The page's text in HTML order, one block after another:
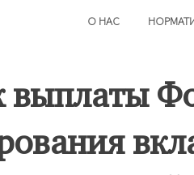
О НАС
выплаты